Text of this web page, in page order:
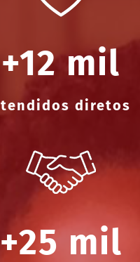
+12 mil
diretos
+25 mil